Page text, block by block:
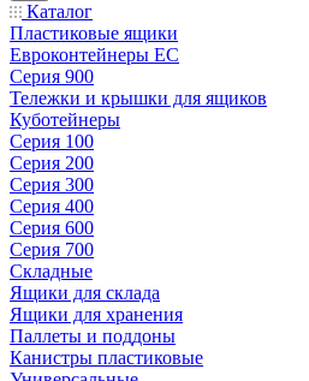
Каталог
Пластиковые ящики
Евроконтейнеры ЕС
Серия 900
Тележки и крышки для ящиков
Куботейнеры
Серия 100
Серия 200
Серия 300
Серия 400
Серия 600
Серия 700
Складные
Ящики для склада
Ящики для хранения
Паллеты и поддоны
Канистры пластиковые